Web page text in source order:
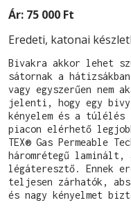
Ár: 75 000 Ft
Eredeti, katonai
Bivakra akkor lehet
sátornak a
vagy egyszerűen
jelenti, hogy egy
kényelem és a túlélés
piacon elérhető
TEX® Gas Permeable
háromrétegű
légáteresztő. Ennek
teljesen zárhatók,
és nagy kényelmet